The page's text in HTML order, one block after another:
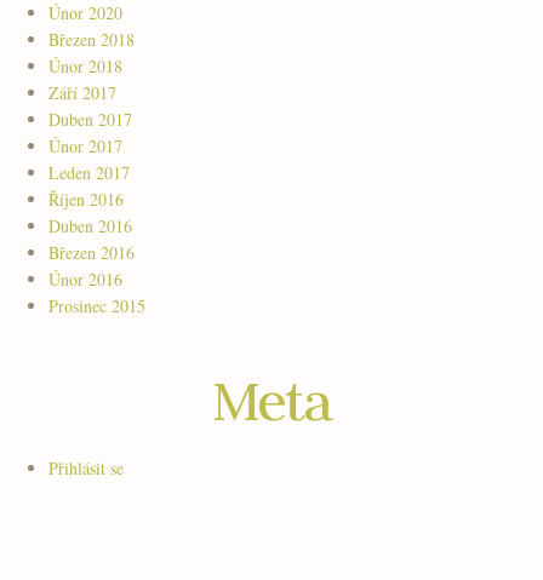
Únor 2020
Březen 2018
Únor 2018
Září 2017
Duben 2017
Únor 2017
Leden 2017
Říjen 2016
Duben 2016
Březen 2016
Únor 2016
Prosinec 2015
Meta
Přihlásit se